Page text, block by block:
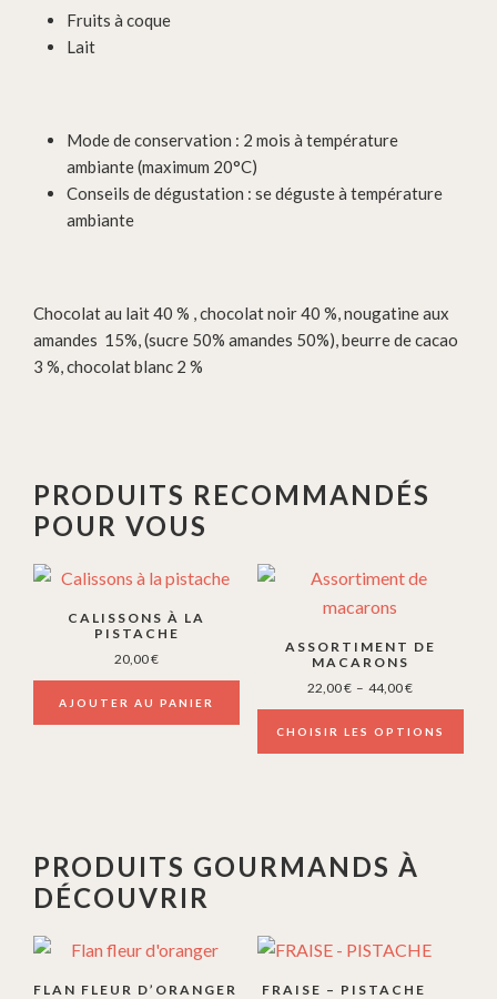
Fruits à coque
Lait
Mode de conservation : 2 mois à température
ambiante (maximum 20°C)
Conseils de dégustation : se déguste à température
ambiante
Chocolat au lait 40 % , chocolat noir 40 %, nougatine aux
amandes 15%, (sucre 50% amandes 50%), beurre de cacao
3 %, chocolat blanc 2 %
PRODUITS RECOMMANDÉS
POUR VOUS
CALISSONS À LA
PISTACHE
20,00€
AJOUTER AU PANIER
ASSORTIMENT DE
MACARONS
22,00€ – 44,00€Plage
de
prix :
22,00 €
CHOISIR LES OPTIONS
Ce
plusieurs
variations.
options
sur
du
produit
PRODUITS GOURMANDS À
DÉCOUVRIR
FLAN FLEUR D’ORANGER
FRAISE – PISTACHE